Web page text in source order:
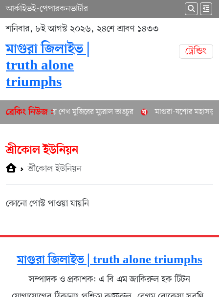
আর্কাইভই-পেপারকনভার্টার
শনিবার, ৮ই আগস্ট ২০২৬, ২৪শে শ্রাবণ ১৪৩৩
মাগুরা জিলাইভ |
truth alone
triumphs
ট্রেন্ডিং
ব্রেকিং নিউজ :মাগুরায় শেখ মুজিবের ম্যুরাল ভাঙচুর মাগুরা-যশোর
শ্রীকোল ইউনিয়ন
শ্রীকোল ইউনিয়ন
কোনো পোস্ট পাওয়া যায়নি
মাগুরা জিলাইভ | truth alone triumphs
সম্পাদক ও প্রকাশক: এ বি এম জাকিরুল হক টিটন